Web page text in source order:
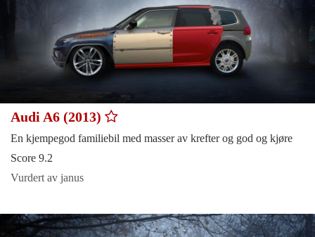
Audi A6 (2013)
En kjempegod familiebil med masser av krefter og god og kjøre
Score 9.2
Vurdert av janus